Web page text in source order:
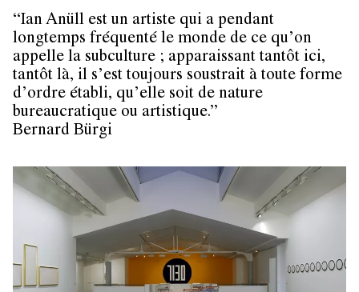
“Ian Anüll est un artiste qui a pendant
longtemps fréquenté le monde de ce qu’on
appelle la subculture ; apparaissant tantôt ici,
tantôt là, il s’est toujours soustrait à toute forme
d’ordre établi, qu’elle soit de nature
bureaucratique ou artistique.”
Bernard Bürgi